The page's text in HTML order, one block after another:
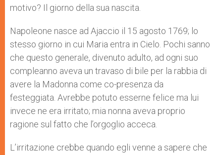
motivo? Il giorno della sua nascita.
Napoleone nasce ad Ajaccio il 15 agosto 1769; lo
stesso giorno in cui Maria entra in Cielo. Pochi sanno
che questo generale, divenuto adulto, ad ogni suo
compleanno aveva un travaso di bile per la rabbia di
avere la Madonna come co-presenza da
festeggiata. Avrebbe potuto esserne felice ma lui
invece ne era irritato; mia nonna aveva proprio
ragione sul fatto che l’orgoglio acceca.
L’irritazione crebbe quando egli venne a sapere che